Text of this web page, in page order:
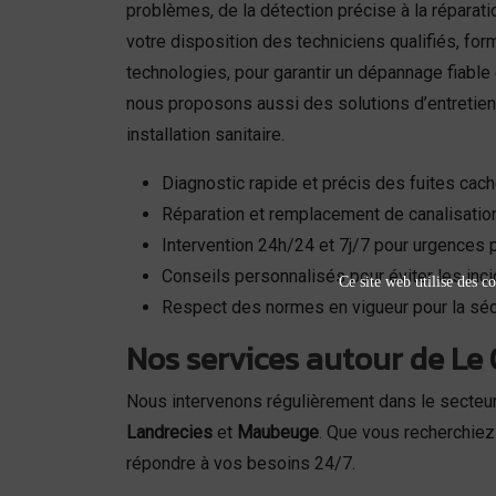
problèmes, de la détection précise à la
votre disposition des techniciens qualifiés,
technologies, pour garantir un dépannage
nous proposons aussi des solutions
installation sanitaire.
Diagnostic rapide et précis des fuites
Réparation et remplacement de
Intervention 24h/24 et 7j/7 pour urgences
Conseils personnalisés pour éviter les
Respect des normes en vigueur pour la
Nos services autour de
Nous intervenons régulièrement dans le
Landrecies et Maubeuge. Que vous
répondre à vos besoins 24/7.
Ce site web utilise des